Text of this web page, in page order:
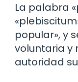
La palabra
popular», y
voluntaria y
autoridad